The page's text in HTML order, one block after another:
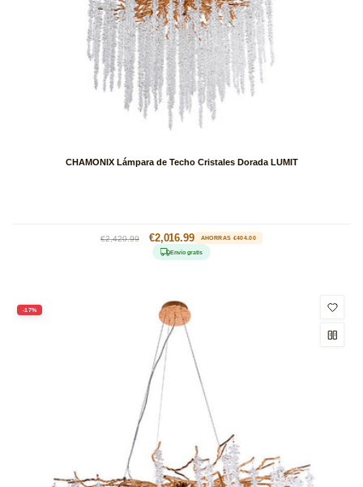
CHAMONIX Lámpara de Techo Cristales Dorada LUMIT
Precio
€2,420.99
Precio
de
oferta
€2,016.99 AHORRAS €404.00
Envío gratis
-17%